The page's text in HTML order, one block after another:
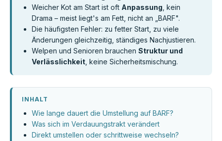
Weicher Kot am Start ist oft Anpassung , kein
Drama – meist liegt's am Fett, nicht an „BARF".
Die häufigsten Fehler: zu fetter Start, zu viele
Änderungen gleichzeitig, ständiges Nachjustieren.
Welpen und Senioren brauchen Struktur und
Verlässlichkeit , keine Sicherheitsmischung.
INHALT
Wie lange dauert die Umstellung auf BARF?
Was sich im Verdauungstrakt verändert
Direkt umstellen oder schrittweise wechseln?